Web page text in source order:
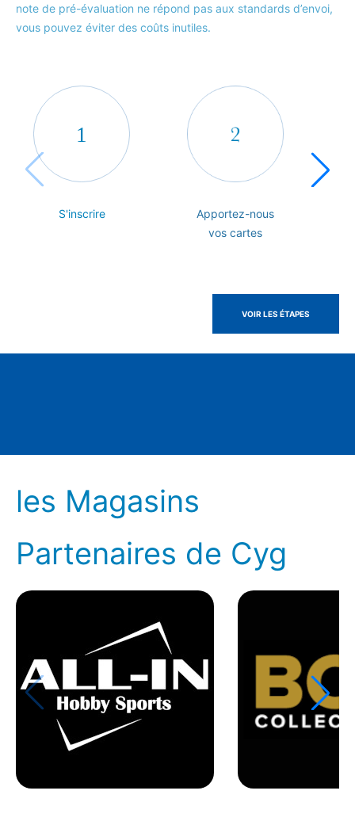
note de pré-évaluation ne répond pas aux standards d’envoi,
vous pouvez éviter des coûts inutiles.
S'inscrire
Apportez-nous
vos cartes
Voir les étapes
les Magasins
Partenaires de Cyg